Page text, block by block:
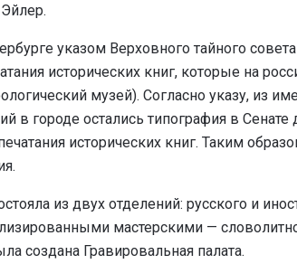
указом Верховного тайного
исторических книг, которые на
музей). Согласно указу, из
в городе остались типография в
исторических книг. Таким
из двух отделений: русского и
мастерскими —
создана Гравировальная палата.